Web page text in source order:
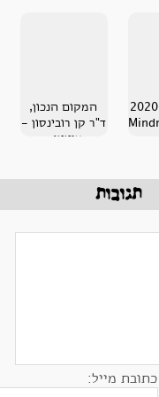
לפתוח את 2020
המקום הנכון,
ד"ר קן רובינסון -
ציטטות
תגובות
כתובת מייל: